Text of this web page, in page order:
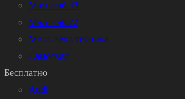
Масштаб 43
Масштаб 72
Мото-вело техника
Самосвал
Бесплатно
Audi